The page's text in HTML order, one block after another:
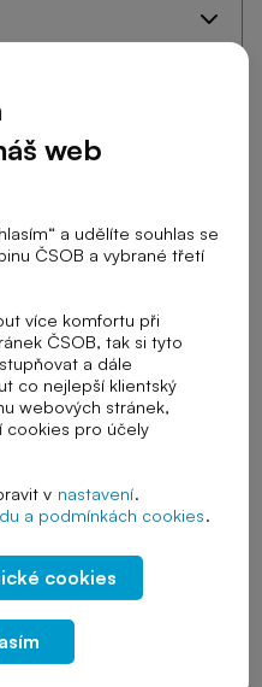
web
a udělíte souhlas se
ČSOB a vybrané třetí
více komfortu při
ČSOB, tak si tyto
a dále
co nejlepší klientský
webových stránek,
cookies pro účely
v nastavení.
a podmínkách cookies.
cookies